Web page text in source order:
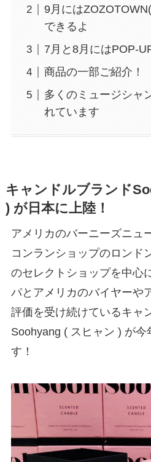
9月には
できるよ
7月と8月にはPOP-
商品の一部ご紹介！
多くのミュージシャ
れています
キャンドルブランド
) が日本に上陸！
アメリカのバーニーズニュ
コンランショップのロンド
のセレクトショップを中心
パとアメリカのバイヤーや
評価を受け続けているキャ
Soohyang ( スヒャン ) が今
す！